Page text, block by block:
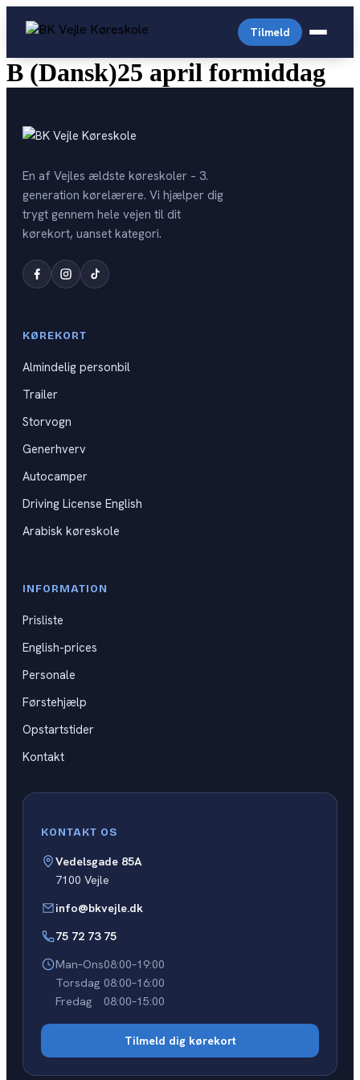
Arabisk køreskole
Driving License English
Generhverv
Trailer
Storvogn
Prisliste
English-prices
Kontakt
Kat C
Kat CE
Kat D
Spørgsmål til praktisk prøve
Videoguides til køreprøven
Digital Lægeattest
Køreprøvebooking
Drive4you
Teoriprøver
DKU
Tilmeld
B (Dansk)25 april formiddag
En af Vejles ældste køreskoler – 3.
generation kørelærere. Vi hjælper dig
trygt gennem hele vejen til dit
kørekort, uanset kategori.
KØREKORT
Almindelig personbil
Trailer
Storvogn
Generhverv
Autocamper
Driving License English
Arabisk køreskole
INFORMATION
Prisliste
English-prices
Personale
Førstehjælp
Opstartstider
Kontakt
KONTAKT OS
Vedelsgade 85A
7100 Vejle
info@bkvejle.dk
75 72 73 75
Man–Ons08:00–19:00
Torsdag 08:00–16:00
Fredag
08:00–15:00
Tilmeld dig kørekort